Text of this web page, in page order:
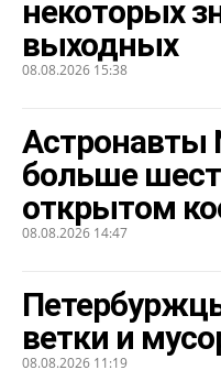
некоторых
выходных
08.08.2026 15:38
Астронавты
больше
открытом
08.08.2026 14:47
ветки и
08.08.2026 11:19